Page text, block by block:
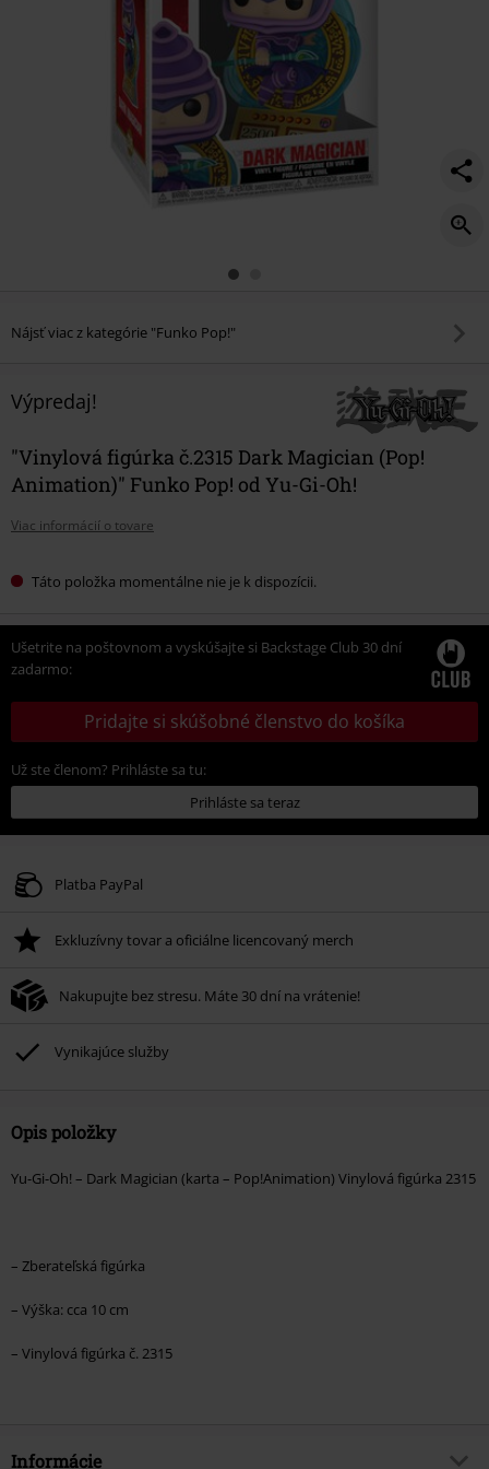
Nájsť viac z kategórie "Funko Pop!"
Výpredaj!
"Vinylová figúrka č.2315 Dark Magician (Pop!
Animation)" Funko Pop! od Yu-Gi-Oh!
Viac informácií o tovare
Táto položka momentálne nie je k dispozícii.
Ušetrite na poštovnom a vyskúšajte si Backstage Club 30 dní
zadarmo:
Pridajte si skúšobné členstvo do košíka
Už ste členom? Prihláste sa tu:
Prihláste sa teraz
Platba PayPal
Exkluzívny tovar a oficiálne licencovaný merch
Nakupujte bez stresu. Máte 30 dní na vrátenie!
Vynikajúce služby
Opis položky
Yu-Gi-Oh! – Dark Magician (karta – Pop!Animation) Vinylová figúrka 2315
– Zberateľská figúrka
– Výška: cca 10 cm
– Vinylová figúrka č. 2315
Informácie